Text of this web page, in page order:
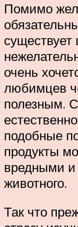
Помимо
очень
любимцев
полезным.
подобные
продукты
вредными
животного.
Так что